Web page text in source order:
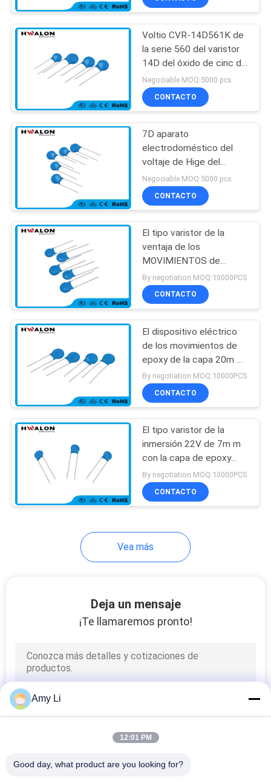
DEL
SITIO
POLÍTICAS
PRIVACIDAD
Calentador de agua
PTC
30
elemento de
calefacción del ptc
148
NTC Limitador de
corriente de entrada
termistor
41
Sensor de
temperatura del
termistor de NTC
Termistor del PTC
Termistor de PPTC
resistencia 5ohm
Voltio CVR-14D561K de
la serie 560 del varistor
14D del óxido de cinc de
la piedra azul para el
ordenador
Negociable MOQ:5000 pcs
CONTACTO
7D aparato
electrodoméstico del
voltaje de Hige del
varistor del cinc/de
Movs de la serie 3
Negociable MOQ:5000 pcs
CONTACTO
El tipo varistor de la
ventaja de los
MOVIMIENTOS de
20D180L con la resina
de epoxy para motoriza
los muebles
By negotiation MOQ:10000PCS
CONTACTO
El dispositivo eléctrico
de los movimientos de
epoxy de la capa 20m m
con la iluminación
plomada/de los
movimientos del resistor
By negotiation MOQ:10000PCS
CONTACTO
El tipo varistor de la
inmersión 22V de 7m m
con la capa de epoxy
para motoriza los
muebles
By negotiation MOQ:10000PCS
CONTACTO
Vea más
Deja un mensaje
¡Te llamaremos pronto!
Amy Li
12:01 PM
Good day, what product are you looking for?